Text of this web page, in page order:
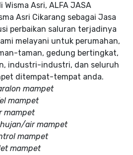
Asri, ALFA JASA
Asri Cikarang sebagai Jasa
perbaikan saluran terjadinya
melayani untuk perumahan,
taman, gedung bertingkat,
industri-industri, dan seluruh
ditempat-tempat anda.
mampet
mampet
mampet
air mampet
mampet
mampet